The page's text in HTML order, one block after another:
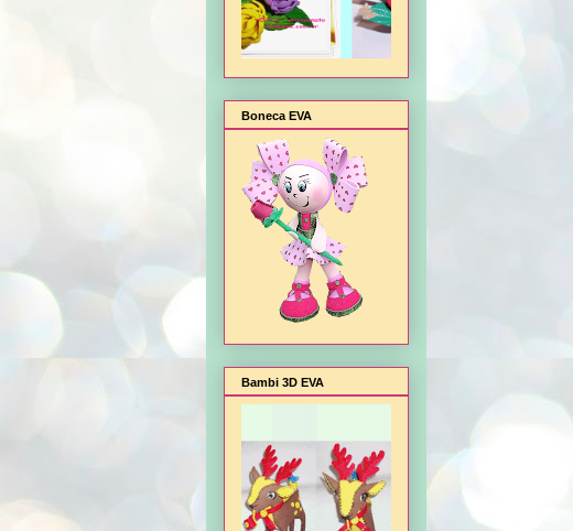
Boneca EVA
Bambi 3D EVA